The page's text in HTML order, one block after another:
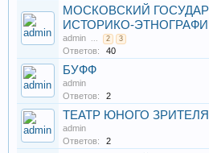
МОСКОВСКИЙ
ИСТОРИКО-
admin ... 2 3
Ответов: 40
БУФФ
admin
Ответов:
2
ТЕАТР ЮНОГО ЗРИТЕЛЯ
admin
Ответов:
2